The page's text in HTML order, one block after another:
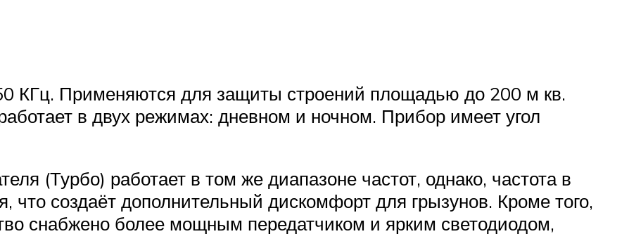
КГц. Применяются для защиты строений площадью до 200 м кв.
в двух режимах: дневном и ночном. Прибор имеет угол
(Турбо) работает в том же диапазоне частот, однако, частота в
что создаёт дополнительный дискомфорт для грызунов. Кроме того,
снабжено более мощным передатчиком и ярким светодиодом,